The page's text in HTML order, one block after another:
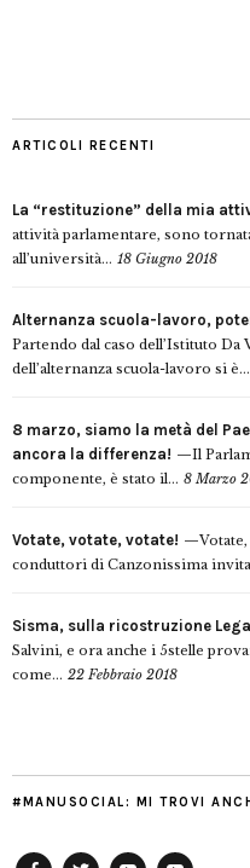
ARTICOLI RECENTI
La “restituzione” della mia
attività parlamentare, sono
all’università... 18 Giugno 2018
Alternanza scuola-lavoro,
Partendo dal caso dell’Istituto
dell’alternanza scuola-lavoro si è...
8 marzo, siamo la metà del
ancora la differenza!
Il
componente, è stato il... 8 Marzo
Votate, votate, votate!
conduttori di Canzonissima
Sisma, sulla ricostruzione
Salvini, e ora anche i 5stelle
come... 22 Febbraio 2018
#MANUSOCIAL: MI TROVI